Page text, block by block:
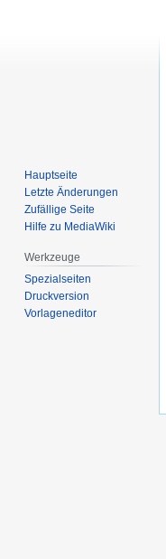
Hauptseite
Letzte Änderungen
Zufällige Seite
Hilfe zu MediaWiki
Werkzeuge
Spezialseiten
Druckversion
Vorlageneditor